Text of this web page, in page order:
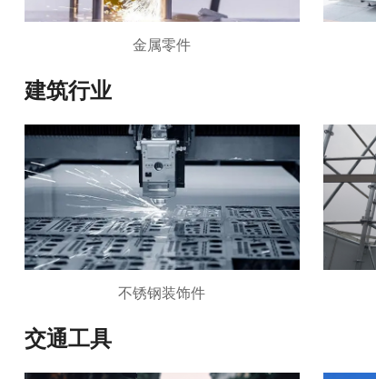
金属零件
建筑行业
不锈钢装饰件
交通工具